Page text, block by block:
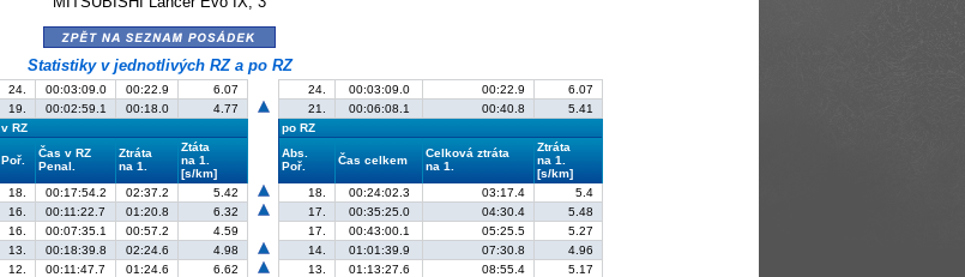
zpět na seznam posádek
Statistiky v jednotlivých RZ a po RZ
24. 00:03:09.0 00:22.9 6.07 24. 00:03:09.0 00:22.9
6.07
19. 00:02:59.1 00:18.0 4.77 21. 00:06:08.1 00:40.8
5.41
v RZ po RZ
Poř.
Čas v RZ
Penal.
Ztráta
na 1.
Ztáta
na 1.
[s/km]
Abs.
Poř.
Čas celkem
Celková ztráta
na 1.
Ztráta
na 1.
[s/km]
18. 00:17:54.2 02:37.2 5.42 18. 00:24:02.3 03:17.4
5.4
16. 00:11:22.7 01:20.8 6.32 17. 00:35:25.0 04:30.4
5.48
16. 00:07:35.1 00:57.2 4.59 17. 00:43:00.1 05:25.5
5.27
13. 00:18:39.8 02:24.6 4.98 14. 01:01:39.9 07:30.8
4.96
12. 00:11:47.7 01:24.6 6.62 13. 01:13:27.6 08:55.4
5.17